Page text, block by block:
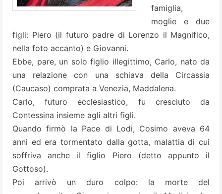
famiglia,
moglie e due
figli: Piero (il futuro padre di Lorenzo il Magnifico,
nella foto accanto) e Giovanni.
Ebbe, pare, un solo figlio illegittimo, Carlo, nato da
una relazione con una schiava della Circassia
(Caucaso) comprata a Venezia, Maddalena.
Carlo, futuro ecclesiastico, fu cresciuto da
Contessina insieme agli altri figli.
Quando firmò la Pace di Lodi, Cosimo aveva 64
anni ed era tormentato dalla gotta, malattia di cui
soffriva anche il figlio Piero (detto appunto il
Gottoso).
Poi arrivò un duro colpo: la morte del